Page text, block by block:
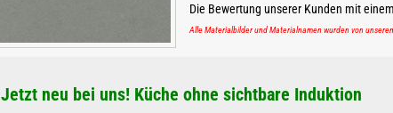
Die Bewertung unserer Kunden mit
Alle Materialbilder und Materialnamen wurden von
Jetzt neu bei uns! Küche ohne sichtbare Induktion